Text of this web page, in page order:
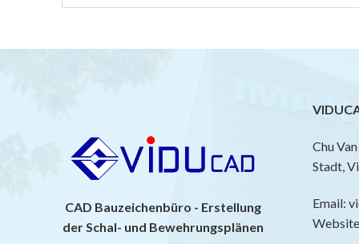
CAD Bauzeichenbüro - Erstellung
der Schal- und Bewehrungsplänen
Chu
Stadt,
Email: